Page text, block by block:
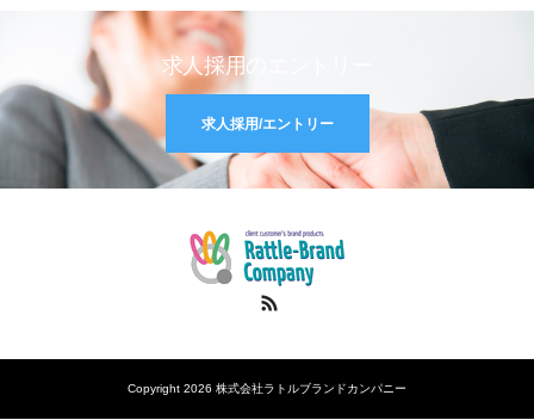
求人採用のエントリー
求人採用/エントリー
Copyright 2026 株式会社ラトルブランドカンパニー